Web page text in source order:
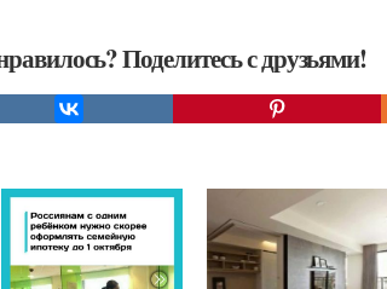
Поделитесь с друзьями!